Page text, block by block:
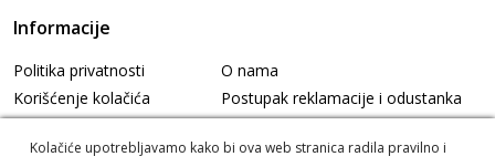
Informacije
Politika privatnosti
Korišćenje kolačića
Informacije o dostavi
O nama
Postupak reklamacije i odustanka
Korisnički servis
Kolačiće upotrebljavamo kako bi ova web stranica radila pravilno i